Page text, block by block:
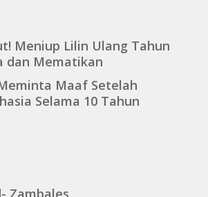
Meniup Lilin Ulang Tahun
dan Mematikan
Maaf Setelah
Selama 10 Tahun
Zambales